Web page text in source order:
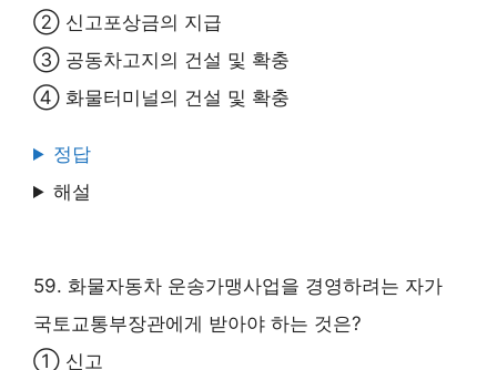
② 신고포상금의 지급
③ 공동차고지의 건설 및 확충
④ 화물터미널의 건설 및 확충
정답
해설
59. 화물자동차 운송가맹사업을 경영하려는 자가
국토교통부장관에게 받아야 하는 것은?
① 신고